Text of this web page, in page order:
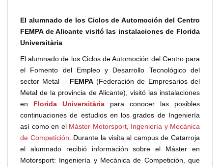
El alumnado de los Ciclos de Automoción del Centro
FEMPA de Alicante visitó las instalaciones de Florida
Universitària
El alumnado de los Ciclos de Automoción del Centro para
el Fomento del Empleo y Desarrollo Tecnológico del
sector Metal – FEMPA(Federación de Empresarios del
Metal de la provincia de Alicante), visitó las instalaciones
en Florida Universitària para conocer las posibles
continuaciones de estudios en los grados de Ingeniería
así como en el Máster Motorsport, Ingeniería y Mecánica
de Competición. Durante la visita al campus de Catarroja
el alumnado recibió información sobre el Máster en
Motorsport: Ingeniería y Mecánica de Competición, que